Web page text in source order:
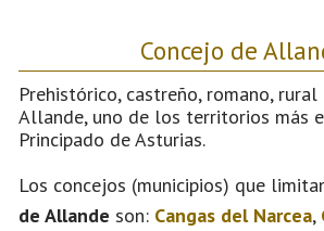
Concejo de
Prehistórico, castreño, romano, rural
Allande, uno de los territorios más
Principado de Asturias.
Los concejos (municipios) que
de Allande son: Cangas del Narcea,